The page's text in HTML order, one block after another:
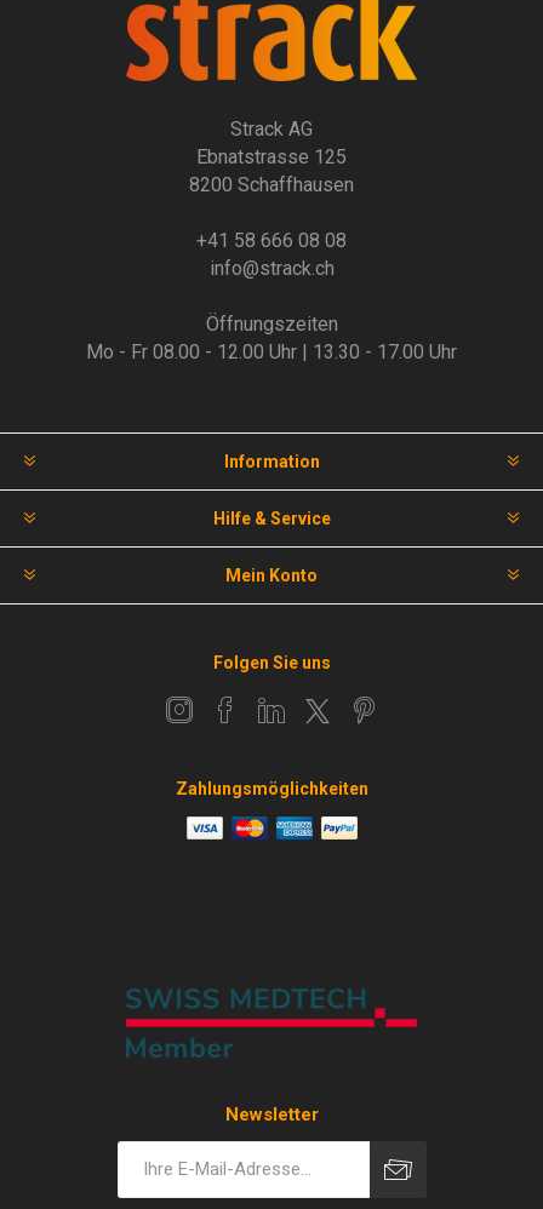
Strack AG
Ebnatstrasse 125
8200 Schaffhausen
+41 58 666 08 08
info@strack.ch
Öffnungszeiten
Mo - Fr 08.00 - 12.00 Uhr | 13.30 - 17.00 Uhr
Information
Hilfe & Service
Mein Konto
Folgen Sie uns
Zahlungsmöglichkeiten
Newsletter